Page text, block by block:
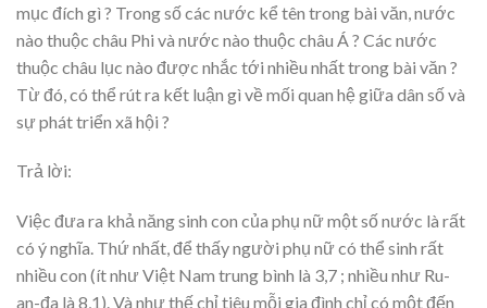
mục đích gì ? Trong số các nước kể tên trong bài văn, nước
nào thuộc châu Phi và nước nào thuộc châu Á ? Các nước
thuộc châu lục nào được nhắc tới nhiều nhất trong bài văn ?
Từ đó, có thể rút ra kết luận gì về mối quan hệ giữa dân số và
sự phát triển xã hội ?
Trả lời:
Việc đưa ra khả năng sinh con của phụ nữ một số nước là rất
có ý nghĩa. Thứ nhất, để thấy người phụ nữ có thể sinh rất
nhiều con (ít như Việt Nam trung bình là 3,7 ; nhiều như Ru-
an-đa là 8,1). Và như thế chỉ tiêu mỗi gia đình chỉ có một đến